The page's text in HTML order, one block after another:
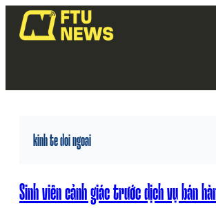
kinh te doi ngoai
Sinh viên cảnh giác trước dịch vụ bán